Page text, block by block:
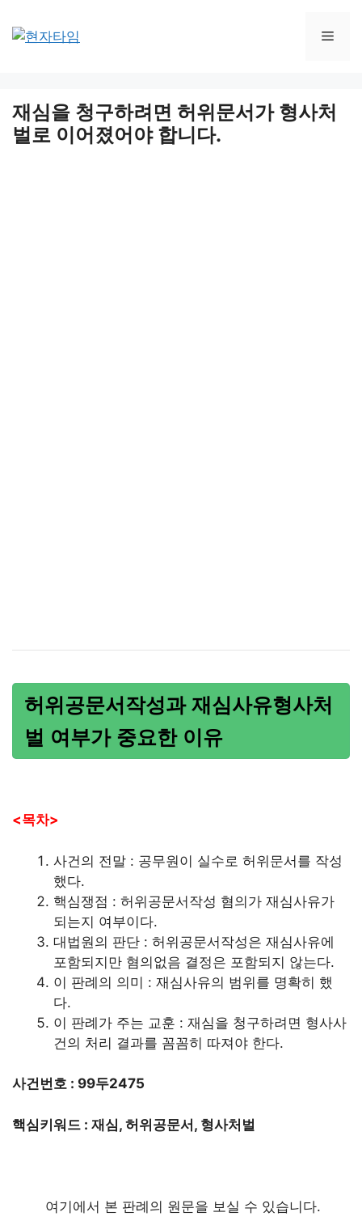
재심을 청구하려면 허위문서가 형사처
벌로 이어졌어야 합니다.
허위공문서작성과 재심사유형사처
벌 여부가 중요한 이유
<목차>
사건의 전말 : 공무원이 실수로 허위문서를 작성
했다.
핵심쟁점 : 허위공문서작성 혐의가 재심사유가
되는지 여부이다.
대법원의 판단 : 허위공문서작성은 재심사유에
포함되지만 혐의없음 결정은 포함되지 않는다.
이 판례의 의미 : 재심사유의 범위를 명확히 했
다.
이 판례가 주는 교훈 : 재심을 청구하려면 형사사
건의 처리 결과를 꼼꼼히 따져야 한다.
사건번호 : 99두2475
핵심키워드 : 재심, 허위공문서, 형사처벌
여기에서 본 판례의 원문을 보실 수 있습니다.